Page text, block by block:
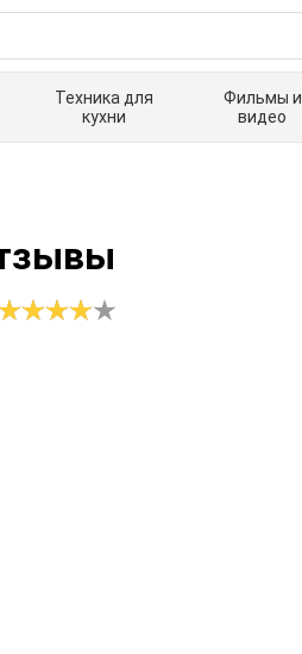
Техника для
кухни
Фильмы и
видео